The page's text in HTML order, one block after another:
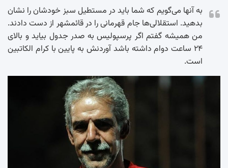
به آنها می‌گویم که شما باید در مستطیل سبز خودشان را نشان
بدهید. استقلالی‌ها جام قهرمانی را در قائمشهر از دست دادند.
من همیشه گفتم اگر پرسپولیس به صدر جدول بیاید و بالای
۲۴ ساعت دوام داشته باشد آوردنش به پایین با کرام الکاتبین
است.